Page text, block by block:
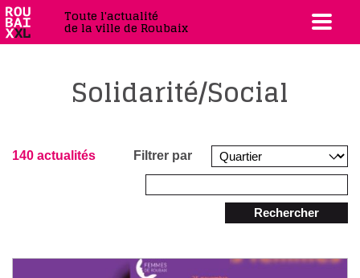
Toute l'actualité
de la ville de Roubaix
Solidarité/Social
140 actualités Filtrer par
Rechercher